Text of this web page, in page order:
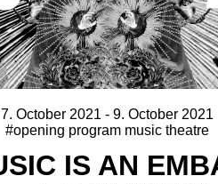
7. October 2021 - 9. October 2021
#opening program music theatre